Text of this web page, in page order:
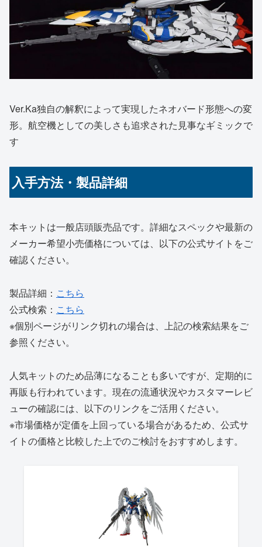
Ver.Ka独自の解釈によって実現したネオバード形態への変
形。航空機としての美しさも追求された見事なギミックで
す
入手方法・製品詳細
本キットは一般店頭販売品です。詳細なスペックや最新の
メーカー希望小売価格については、以下の公式サイトをご
確認ください。
製品詳細： こちら
公式検索： こちら
※個別ページがリンク切れの場合は、上記の検索結果をご
参照ください。
人気キットのため品薄になることも多いですが、定期的に
再販も行われています。現在の流通状況やカスタマーレビ
ューの確認には、以下のリンクをご活用ください。
※市場価格が定価を上回っている場合があるため、公式サ
イトの価格と比較した上でのご検討をおすすめします。